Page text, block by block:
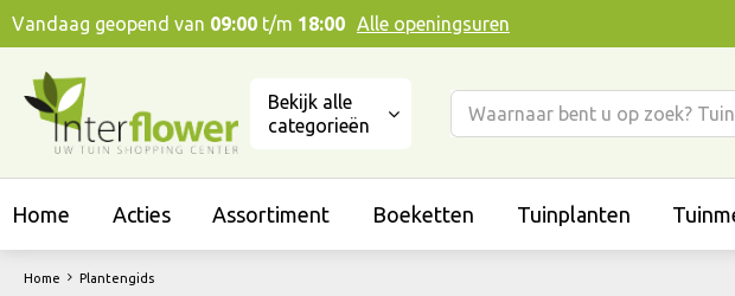
Ga
naar
Home Plantengids
Vandaag geopend van 09:00 t/m 18:00 Alle openingsuren
Bekijk alle
categorieën
Home Acties Assortiment Boeketten Tuinplanten